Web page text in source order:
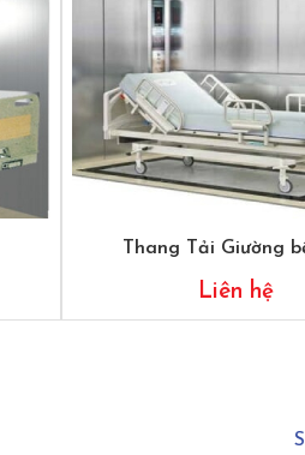
Thang Tải Giường
Liên hệ